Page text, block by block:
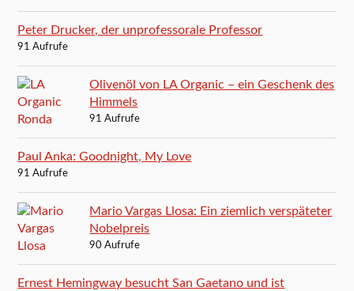
Peter Drucker, der unprofessorale Professor
91 Aufrufe
Olivenöl von LA Organic – ein Geschenk des
Himmels
91 Aufrufe
Paul Anka: Goodnight, My Love
91 Aufrufe
Mario Vargas Llosa: Ein ziemlich verspäteter
Nobelpreis
90 Aufrufe
Ernest Hemingway besucht San Gaetano und ist